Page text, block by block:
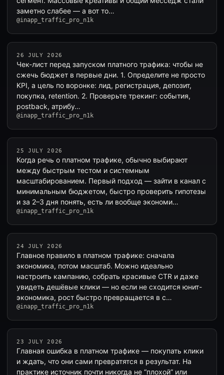
заметно слабее — а вот то…
@inapp_traffic_pro_n1k
26 JULY 2026
Чек-лист перед запуском платного трафика: чтобы не
сжечь бюджет в первые дни. 1. Определите не просто
KPI, а цель по воронке: лид, регистрация, депозит,
покупка, retention. 2. Проверьте трекинг: события,
postback, атрибу…
@inapp_traffic_pro_n1k
25 JULY 2026
Когда речь о платном трафике, обычно выбирают
между быстрым тестом и системным
масштабированием. Первый подход — зайти в канал с
минимальным бюджетом, быстро проверить гипотезы
и за 2–3 дня понять, есть ли вообще экономи…
@inapp_traffic_pro_n1k
24 JULY 2026
Главное правило в платном трафике: сначала
экономика, потом масштаб. Можно идеально
настроить кампанию, собрать красивые CTR и даже
увидеть дешёвые клики — но если не сходится юнит-
экономика, рост быстро превращается в с…
@inapp_traffic_pro_n1k
23 JULY 2026
Главная ошибка в платном трафике — покупать клики
и ждать, что они сами превратятся в результат. На
практике источник почти никогда не “плохой” или